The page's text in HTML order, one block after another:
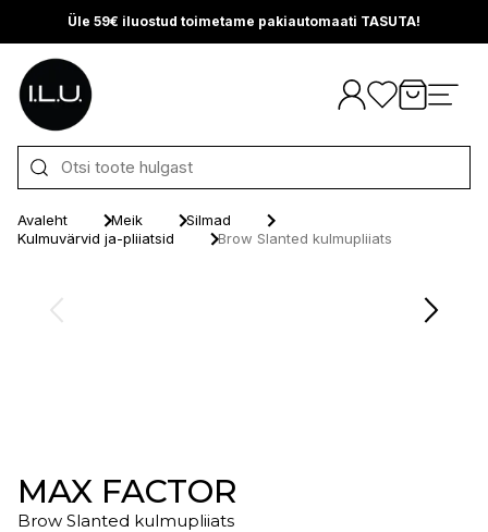
Üle 59€ iluostud toimetame pakiautomaati TASUTA!
Otse sisu juurde
Avaleht Meik
Silmad
Kulmuvärvid ja-pliiatsid
Brow Slanted kulmupliiats
MAX FACTOR
Brow Slanted kulmupliiats